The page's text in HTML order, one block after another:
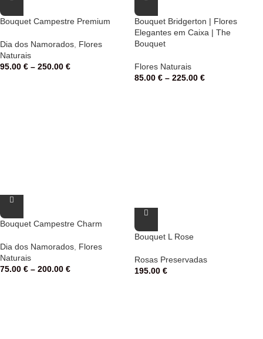
Bouquet Campestre Premium
Dia dos Namorados Flores
Naturais
95.00 € – 250.00 €
Bouquet Bridgerton | Flores
Elegantes em Caixa | The
Bouquet
Flores Naturais
85.00 € – 225.00 €
Bouquet Campestre Charm
Dia dos Namorados Flores
Naturais
75.00 € – 200.00 €
Bouquet L Rose
Rosas Preservadas
195.00 €